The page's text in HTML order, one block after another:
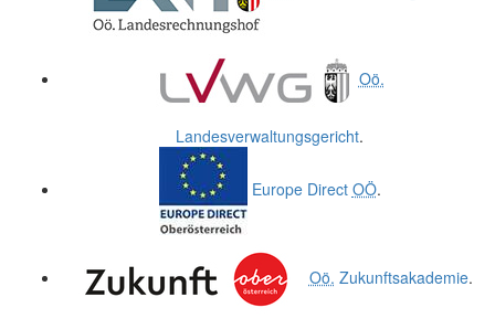
Oö.
Landesverwaltungsgericht.
Europe Direct OÖ.
Oö. Zukunftsakademie.